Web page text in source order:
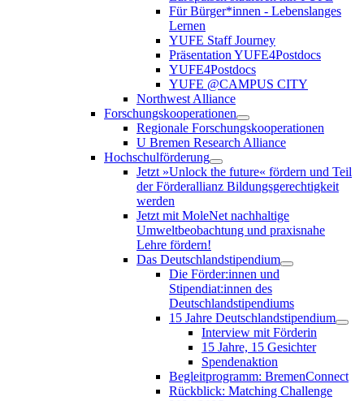
Für Bürger*innen - Lebenslanges
Lernen
YUFE Staff Journey
Präsentation YUFE4Postdocs
YUFE4Postdocs
YUFE @CAMPUS CITY
Northwest Alliance
Forschungskooperationen
Regionale Forschungskooperationen
U Bremen Research Alliance
Hochschulförderung
Jetzt »Unlock the future« fördern und Teil
der Förderallianz Bildungsgerechtigkeit
werden
Jetzt mit MoleNet nachhaltige
Umweltbeobachtung und praxisnahe
Lehre fördern!
Das Deutschlandstipendium
Die Förder:innen und
Stipendiat:innen des
Deutschlandstipendiums
15 Jahre Deutschlandstipendium
Interview mit Förderin
15 Jahre, 15 Gesichter
Spendenaktion
Begleitprogramm: BremenConnect
Rückblick: Matching Challenge